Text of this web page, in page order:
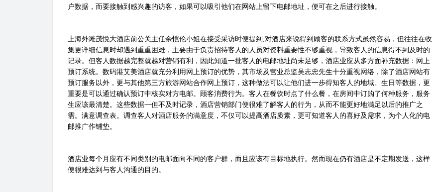
户数据，而要接触到感兴趣的访客，如果可以吸引他们在网站上留下电邮地址，便可在之后进行接触。
上海外滩茂悦大酒店前公关主任余恺伦小姐在接受采访时便提到 ,对酒店来说得到顾客的联系方式虽然容易，但往往在收
集更详细信息时却遇到重重困难，主要由于负责招待客人的人员对资料重要性不够重视，导致客人的信息得不到及时的
记录。但客人数据越完整就越对营销有利，因此知道一批客人的电邮地址尚未足够，酒店业应从多方面补充数据：网上
预订系统。数码港艾美酒店就充分利用网上预订的优势，其市场及营业总监吴志忠先生十分重视网络，除了酒店网站有
预订服务以外，更与其他第三方旅游网站合作网上预订，这种做法可以让他们进一步得知客人的地域、生日等数据，更
重要是可以通过确认预订中核实对方电邮。顾客消费行为。客人在餐饮时点了什么餐，在房间中订购了何种服务，服务
生应该最清楚。这些数据一但不及时记录，酒店营销部门便很难了解客人的行为，从而不能更好地满足以后的推广之
需。满意调查表。调查客人对酒店服务的满意度，不仅可以提高酒店质素，更可知道客人的喜好及需求，为个人化的电
邮推广作铺垫。
酒店业每个月应有不同类别的电邮面向不同的客户群，而且应该有目标地执行。然而现在仍有酒店是不定期发送，这样
便很难达到与客人沟通的目的。